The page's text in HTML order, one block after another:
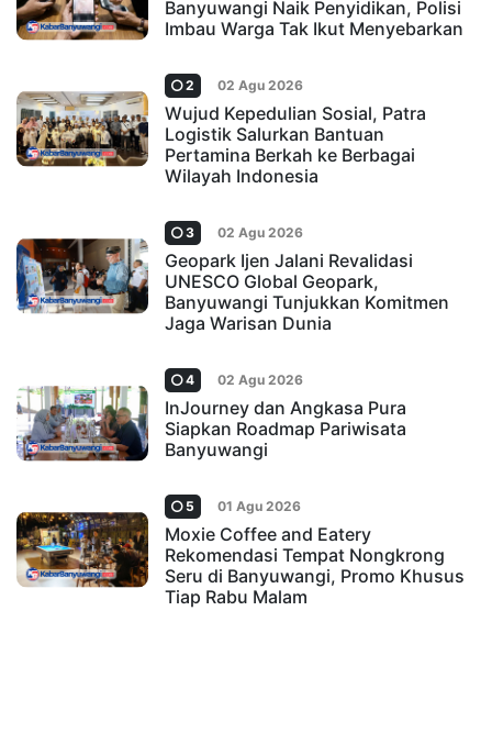
Banyuwangi Naik Penyidikan, Polisi
Imbau Warga Tak Ikut Menyebarkan
2 02 Agu 2026
Wujud Kepedulian Sosial, Patra
Logistik Salurkan Bantuan
Pertamina Berkah ke Berbagai
Wilayah Indonesia
3 02 Agu 2026
Geopark Ijen Jalani Revalidasi
UNESCO Global Geopark,
Banyuwangi Tunjukkan Komitmen
Jaga Warisan Dunia
4 02 Agu 2026
InJourney dan Angkasa Pura
Siapkan Roadmap Pariwisata
Banyuwangi
5 01 Agu 2026
Moxie Coffee and Eatery
Rekomendasi Tempat Nongkrong
Seru di Banyuwangi, Promo Khusus
Tiap Rabu Malam